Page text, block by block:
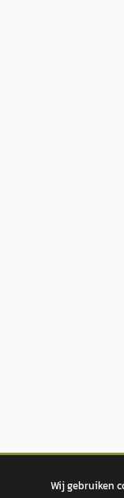
Wij gebruiken